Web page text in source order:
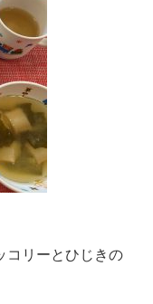
リーとひじきの